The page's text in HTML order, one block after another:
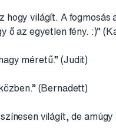
hogy világít. A
ő az egyetlen fény. :)”
méretű.” (Judit)
(Bernadett)
világít, de